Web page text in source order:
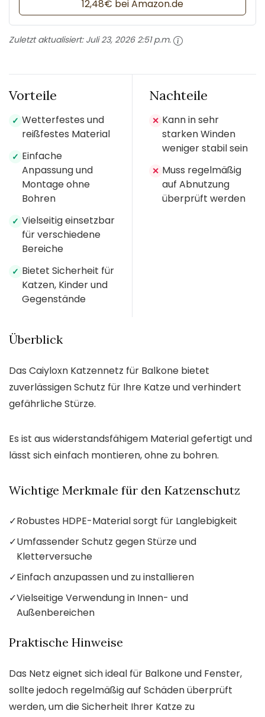
12,48€ bei Amazon.de
Zuletzt aktualisiert: Juli 23, 2026 2:51 p.m.
Vorteile
✓ Wetterfestes und
reißfestes Material
✓ Einfache
Anpassung und
Montage ohne
Bohren
✓ Vielseitig einsetzbar
für verschiedene
Bereiche
✓ Bietet Sicherheit für
Katzen, Kinder und
Gegenstände
Nachteile
✕ Kann in sehr
starken Winden
weniger stabil sein
✕ Muss regelmäßig
auf Abnutzung
überprüft werden
Überblick
Das Caiyloxn Katzennetz für Balkone bietet
zuverlässigen Schutz für Ihre Katze und verhindert
gefährliche Stürze.
Es ist aus widerstandsfähigem Material gefertigt und
lässt sich einfach montieren, ohne zu bohren.
Wichtige Merkmale für den Katzenschutz
✓Robustes HDPE-Material sorgt für Langlebigkeit
✓Umfassender Schutz gegen Stürze und
Kletterversuche
✓Einfach anzupassen und zu installieren
✓Vielseitige Verwendung in Innen- und
Außenbereichen
Praktische Hinweise
Das Netz eignet sich ideal für Balkone und Fenster,
sollte jedoch regelmäßig auf Schäden überprüft
werden, um die Sicherheit Ihrer Katze zu